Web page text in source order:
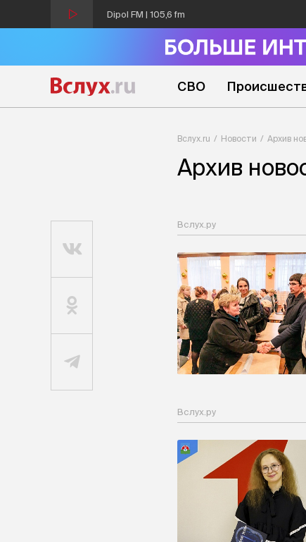
Dipol FM | 105,6 fm
СВО
Вслух.ru Новости Архив
Архив
Вслух.ру
Вслух.ру